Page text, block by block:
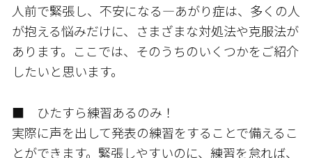
人前で緊張し、不安になる―あがり症は、多くの人
が抱える悩みだけに、さまざまな対処法や克服法が
あります。ここでは、そのうちのいくつかをご紹介
したいと思います。
■ ひたすら練習あるのみ！
実際に声を出して発表の練習をすることで備えるこ
とができます。緊張しやすいのに、練習を怠れば、